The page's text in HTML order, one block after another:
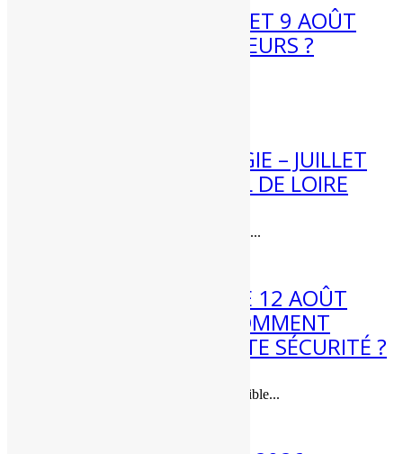
MÉTÉO WEEK-END 8 ET 9 AOÛT
2026 : FORTES CHALEURS ?
[BILAN] CLIMATOLOGIE – JUILLET
2026 – CENTRE – VAL DE LOIRE
Bilan climatique de juillet 2026 dans...
ÉCLIPSE DE SOLEIL LE 12 AOÛT
2026 : QUAND ET COMMENT
L’OBSERVER EN TOUTE SÉCURITÉ ?
Une éclipse de soleil quasi-totale visible...